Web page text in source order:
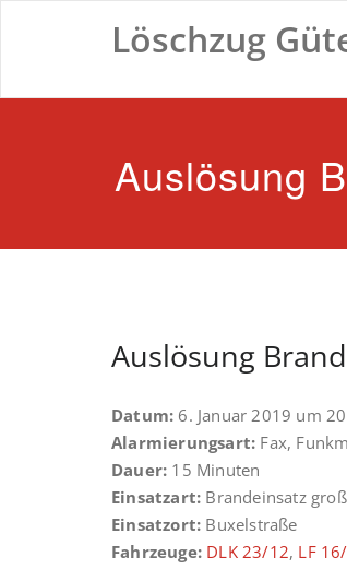
Löschzug
Auslösung
Auslösung
Datum: 6. Januar 2019 um
Alarmierungsart: Fax,
Dauer: 15 Minuten
Einsatzart: Brandeinsatz groß
Einsatzort: Buxelstraße
Fahrzeuge: DLK 23/12, LF